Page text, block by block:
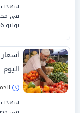
شهدت
يوليو 2026.
اليوم
الجمعة 03/
شهدت